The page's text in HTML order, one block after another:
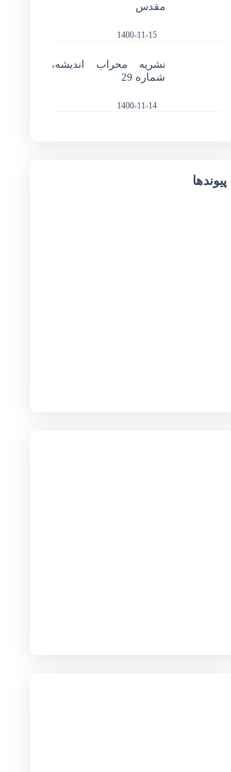
مقدس
1400-11-15
نشریه محراب اندیشه،
شماره 29
1400-11-14
پیوندها